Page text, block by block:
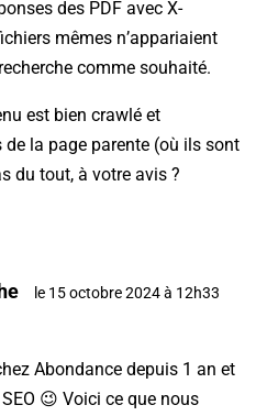
des PDF avec X-
mêmes n’appariaient
comme souhaité.
est bien crawlé et
la page parente (où ils sont
du tout, à votre avis ?
le 15 octobre 2024 à 12h33
Abondance depuis 1 an et
😉 Voici ce que nous